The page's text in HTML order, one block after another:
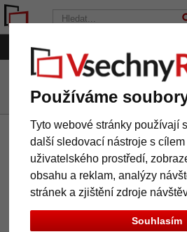
Používáme
Tyto webové stránky používají
další sledovací nástroje s
uživatelského prostředí,
obsahu a reklam, analýzy
stránek a zjištění zdroje
Souhlasím
VsechnRamy.cz Další rámy
Newsletter
Pokud chcete odebírat náš
Vaši e-mailovou adresu. Newsletter